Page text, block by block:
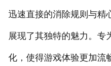
迅速直接的消除规则与精
展现了其独特的魅力。专
化，使得游戏体验更加流